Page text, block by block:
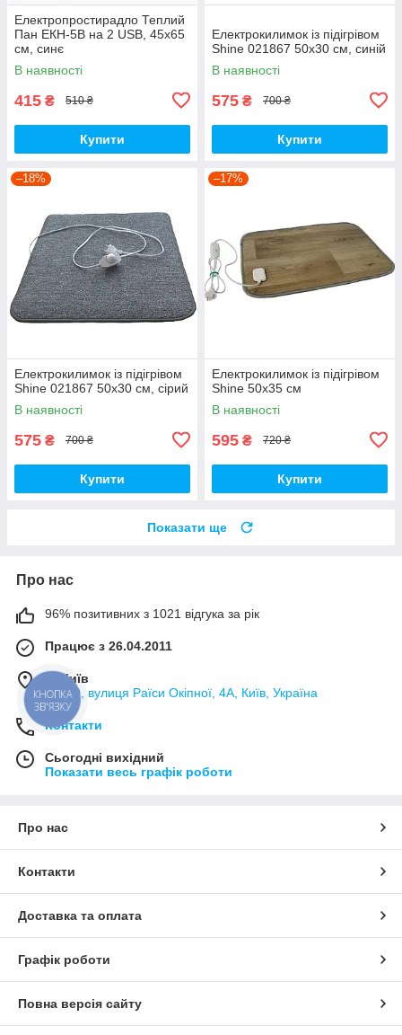
Електропростирадло Теплий
Пан ЕКН-5В на 2 USB, 45х65
см, синє
В наявності
415 ₴ 510 ₴
Купити
Електрокилимок із підігрівом
Shine 021867 50х30 см, синій
В наявності
575 ₴ 700 ₴
Купити
–18%
Електрокилимок із підігрівом
Shine 021867 50х30 см, сірий
В наявності
575 ₴ 700 ₴
Купити
–17%
Електрокилимок із підігрівом
Shine 50х35 см
В наявності
595 ₴ 720 ₴
Купити
Показати ще
Про нас
96% позитивних з 1021 відгука за рік
Працює з 26.04.2011
м. Київ
02000, вулиця Раїси Окіпної, 4А, Київ, Україна
Контакти
Сьогодні вихідний
Показати весь графік роботи
Про нас
Контакти
Доставка та оплата
Графік роботи
Повна версія сайту
КНОПКА
ЗВ'ЯЗКУ